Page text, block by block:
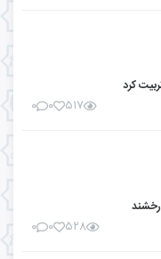
کرد
۵۱۷ ۰ ۰
۵۲۸ ۰ ۰